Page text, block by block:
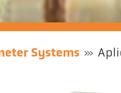
Systems